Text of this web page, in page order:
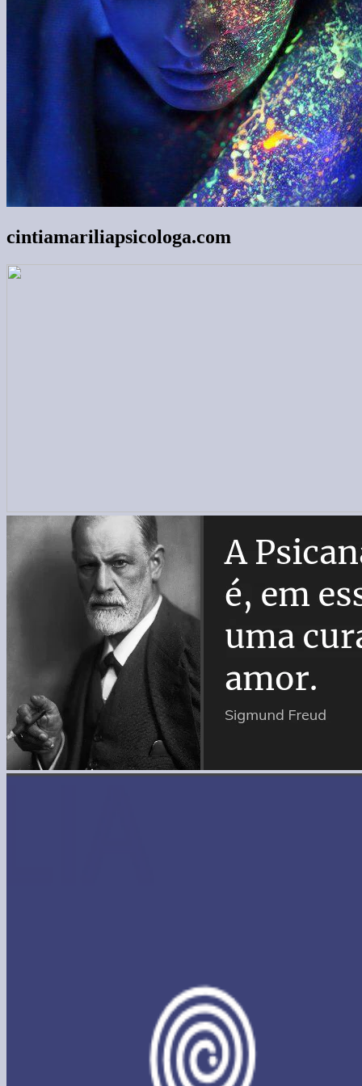
cintiamariliapsicologa.com